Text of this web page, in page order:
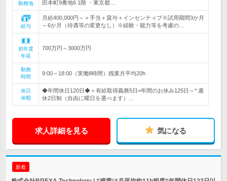
勤務地
田本町9番地6 1階 ・東京都…
給与
月給400,000円～＋手当＋賞与＋インセンティブ※試用期間3か月
～6か月（待遇等の変更なし）※経験・能力等を考慮の…
初年度
年収
700万円～3000万円
勤務
時間
9:00～18:00（実働8時間）残業月平均20h
休日
休暇
◆年間休日120日◆＋有給取得義務5日=年間のお休み125日～* 週
休2日制（自由に曜日を選べます）…
求人詳細を見る 気になる
新着